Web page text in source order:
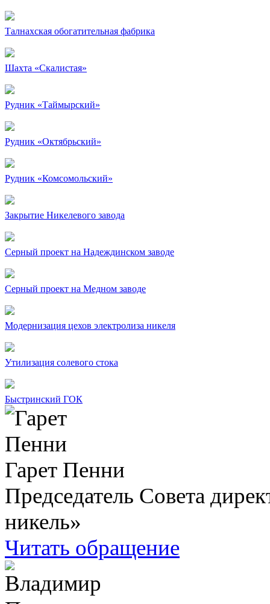
Талнахская обогатительная фабрика
Шахта «Скалистая»
Рудник «Таймырский»
Рудник «Октябрьский»
Рудник «Комсомольский»
Закрытие Никелевого завода
Серный проект на Надеждинском заводе
Серный проект на Медном заводе
Модернизация цехов электролиза никеля
Утилизация солевого стока
Быстринский ГОК
Гарет Пенни
Председатель Совета
никель»
Читать обращение